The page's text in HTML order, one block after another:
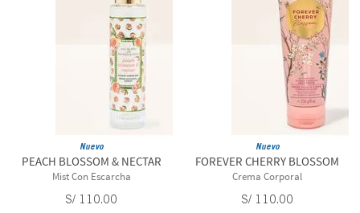
Nuevo
PEACH BLOSSOM & NECTAR
Mist Con Escarcha
S/ 110.00
Nuevo
FOREVER CHERRY BLOSSOM
Crema Corporal
S/ 110.00